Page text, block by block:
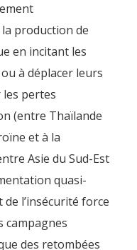
production de
en incitant les
à déplacer leurs
pertes
(entre Thaïlande
et à la
Asie du Sud-Est
quasi-
l’insécurité force
campagnes
des retombées